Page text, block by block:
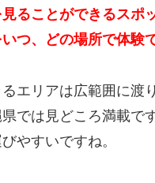
ることができるス
つ、どの場所で体験
エリアは広範囲に
では見どころ満載で
やすいですね。